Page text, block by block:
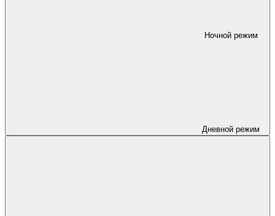
Ночной режим
Дневной режим